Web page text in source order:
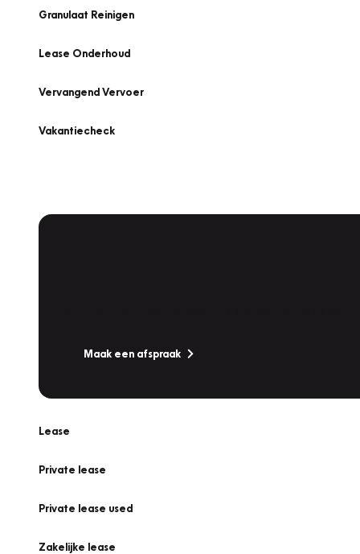
Granulaat Reinigen
Lease Onderhoud
Vervangend Vervoer
Vakantiecheck
Maak een afspraak
Lease
Private lease
Private lease used
Zakelijke lease